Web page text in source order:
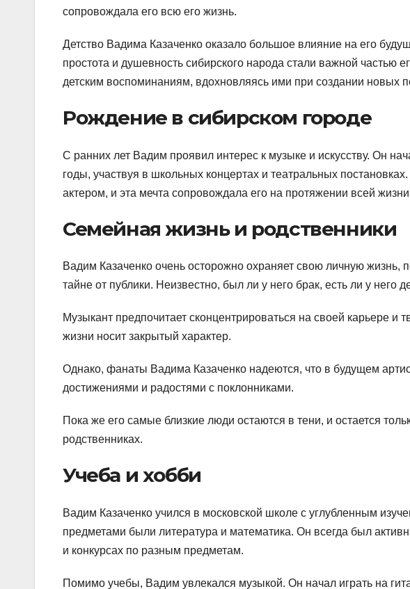
сопровождала его всю его жизнь.
Детство Вадима Казаченко оказало большое влияние на его
простота и душевность сибирского народа стали важной частью
детским воспоминаниям, вдохновляясь ими при создании новых
Рождение в сибирском городе
С ранних лет Вадим проявил интерес к музыке и искусству. Он
годы, участвуя в школьных концертах и театральных
актером, и эта мечта сопровождала его на протяжении всей
Семейная жизнь и родственники
Вадим Казаченко очень осторожно охраняет свою личную жизнь,
тайне от публики. Неизвестно, был ли у него брак, есть ли у него
Музыкант предпочитает сконцентрироваться на своей карьере и
жизни носит закрытый характер.
Однако, фанаты Вадима Казаченко надеются, что в будущем
достижениями и радостями с поклонниками.
Пока же его самые близкие люди остаются в тени, и остается
родственниках.
Учеба и хобби
Вадим Казаченко учился в московской школе с углубленным
предметами были литература и математика. Он всегда был
и конкурсах по разным предметам.
Помимо учебы, Вадим увлекался музыкой. Он начал играть на